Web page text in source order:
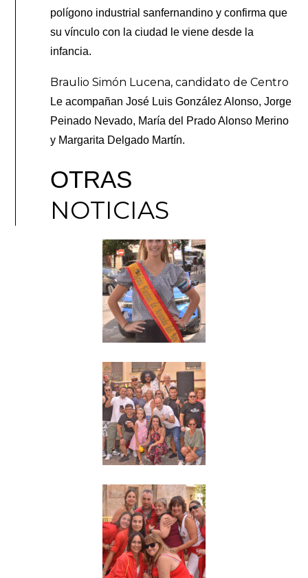
polígono industrial sanfernandino y confirma que
su vínculo con la ciudad le viene desde la
infancia.
Braulio Simón Lucena, candidato de Centro
Le acompañan José Luis González Alonso, Jorge
Peinado Nevado, María del Prado Alonso Merino
y Margarita Delgado Martín.
OTRAS
NOTICIAS